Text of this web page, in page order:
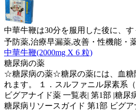
中華牛鞭は30分を服用した後に、
予防薬,治療早漏薬,改善・性機能・
中華牛鞭(2000mg X 6 粒)
糖尿病の薬
☆糖尿病の薬☆糖尿の薬には、血糖
れます。 １．スルファニル尿素系
ビグアナイド薬 一覧表| 第1部 |糖尿
糖尿病リソースガイド 第1部 ビグ